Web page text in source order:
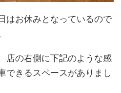
はお休みとなっているので
店の右側に下記のような感
できるスペースがありまし